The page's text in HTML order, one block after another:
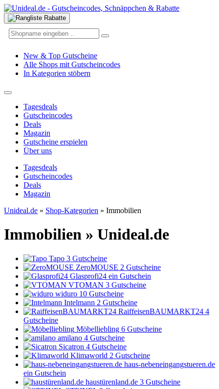
New & Top Gutscheine
Alle Shops mit Gutscheincodes
In Kategorien stöbern
Tagesdeals
Gutscheincodes
Deals
Magazin
Gutscheine erspielen
Über uns
Tagesdeals
Gutscheincodes
Deals
Magazin
Unideal.de » Shop-Kategorien » Immobilien
Immobilien » Unideal.de
Tapo 3 Gutscheine
ZeroMOUSE 2 Gutscheine
Glasprofi24 ein Gutschein
VTOMAN 3 Gutscheine
widuro 10 Gutscheine
Intelmann 2 Gutscheine
RaiffeisenBAUMARKT24 4
Gutscheine
Möbelliebling 6 Gutscheine
amilano 4 Gutscheine
Sicatron 4 Gutscheine
Klimaworld 2 Gutscheine
haus-nebeneingangstueren.de
ein Gutschein
haustürenland.de 3 Gutscheine